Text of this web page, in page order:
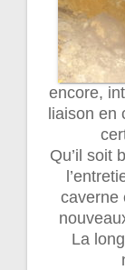
encore,
liaison en
Qu’il soit
caverne
La